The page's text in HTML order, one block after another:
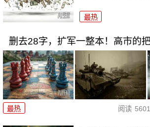
最热
删去28字，扩军一整本！高市的
最热 阅读 5601